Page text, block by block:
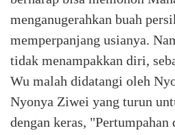
menganugerahkan buah
memperpanjang usianya.
tidak menampakkan diri,
Wu malah didatangi oleh
Nyonya Ziwei yang turun
dengan keras,